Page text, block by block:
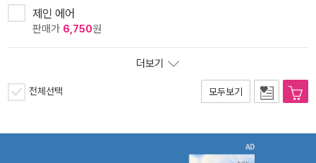
제인 에어
판매가 6,750원
더보기
전체선택 모두보기